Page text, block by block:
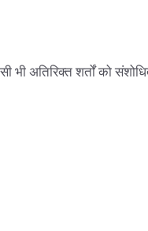
भी अतिरिक्त शर्तों को